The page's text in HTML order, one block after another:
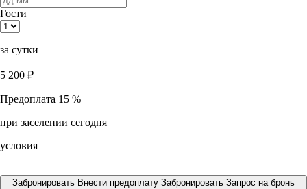
Гости
за сутки
5 200 ₽
Предоплата 15 %
при заселении сегодня
условия
Забронировать Внести предоплату Забронировать Запрос на бронь